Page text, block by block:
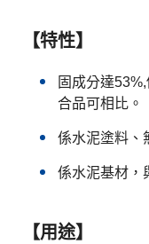
【特性】
固成分達
合品可相比。
係水泥塗料、
係水泥基材，
【用途】